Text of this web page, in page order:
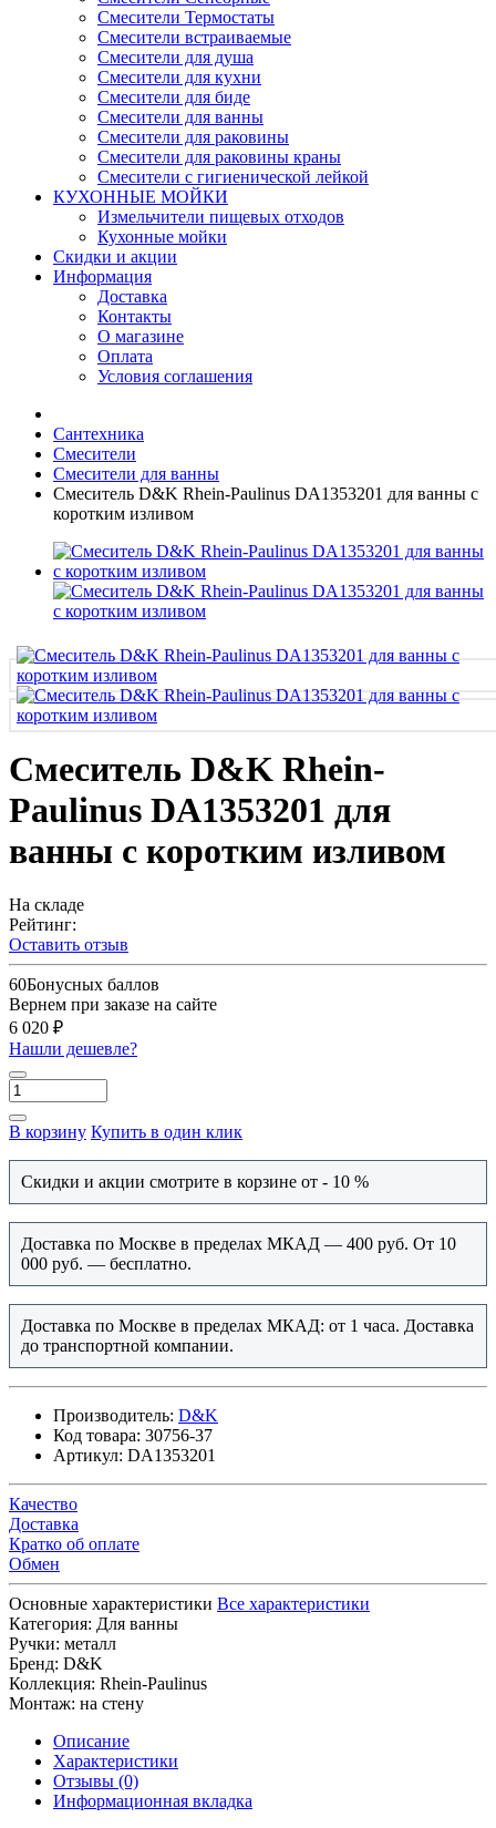
Смесители Термостаты
Смесители встраиваемые
Смесители для душа
Смесители для кухни
Смесители для биде
Смесители для ванны
Смесители для раковины
Смесители для раковины краны
Смесители с гигиенической лейкой
КУХОННЫЕ МОЙКИ
Измельчители пищевых отходов
Кухонные мойки
Скидки и акции
Информация
Доставка
Контакты
О магазине
Оплата
Условия соглашения
Сантехника
Смесители
Смесители для ванны
Смеситель D&K Rhein-Paulinus DA1353201 для ванны с
коротким изливом
Смеситель D&K Rhein-
Paulinus DA1353201 для
ванны с коротким изливом
На складе
Рейтинг:
Оставить отзыв
60Бонусных баллов
Вернем при заказе на сайте
6 020 ₽
Нашли дешевле?
В корзину Купить в один клик
Скидки и акции смотрите в корзине от - 10 %
Доставка по Москве в пределах МКАД — 400 руб. От 10
000 руб. — бесплатно.
Доставка по Москве в пределах МКАД: от 1 часа. Доставка
до транспортной компании.
Производитель: D&K
Код товара: 30756-37
Артикул: DA1353201
Качество
Доставка
Кратко об оплате
Обмен
Основные характеристики Все характеристики
Категория: Для ванны
Ручки: металл
Бренд: D&K
Коллекция: Rhein-Paulinus
Монтаж: на стену
Описание
Характеристики
Отзывы (0)
Информационная вкладка